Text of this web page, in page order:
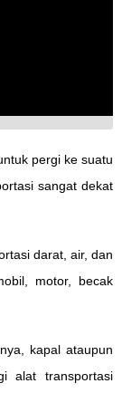
pergi ke suatu
sangat dekat
darat, air, dan
motor, becak
kapal ataupun
alat transportasi